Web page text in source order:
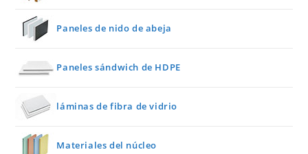
Paneles de nido de abeja
Paneles sándwich de HDPE
láminas de fibra de vidrio
Materiales del núcleo